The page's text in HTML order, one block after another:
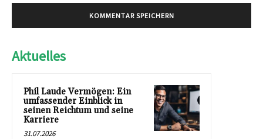
Aktuelles
Phil Laude Vermögen: Ein
umfassender Einblick in
seinen Reichtum und seine
Karriere
31.07.2026